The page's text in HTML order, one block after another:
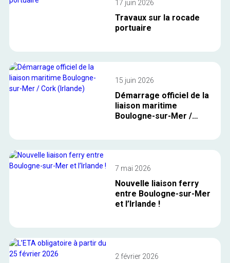
17 juin 2026
Travaux sur la rocade
portuaire
15 juin 2026
Démarrage officiel de la
liaison maritime
Boulogne-sur-Mer /
7 mai 2026
Nouvelle liaison ferry
entre Boulogne-sur-Mer
et l’Irlande !
2 février 2026